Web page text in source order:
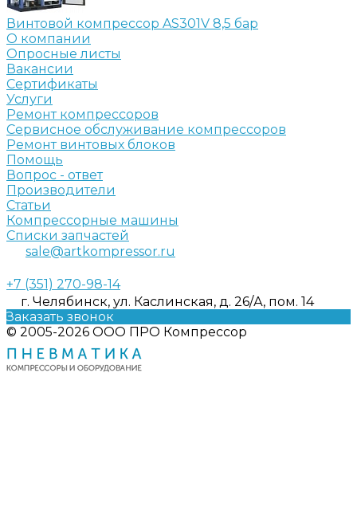
Винтовой компрессор AS301V 8,5 бар
О компании
Опросные листы
Вакансии
Сертификаты
Услуги
Ремонт компрессоров
Сервисное обслуживание компрессоров
Ремонт винтовых блоков
Помощь
Вопрос - ответ
Производители
Статьи
Компрессорные машины
Списки запчастей
sale@artkompressor.ru
+7 (351) 270-98-14
г. Челябинск, ул. Каслинская, д. 26/А, пом. 14
Заказать звонок
© 2005-2026 ООО ПРО Компрессор